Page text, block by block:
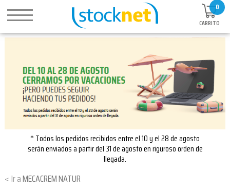
0
CARRITO
* Todos los pedidos recibidos entre el 10 y el 28 de agosto
serán enviados a partir del 31 de agosto en riguroso orden de
llegada.
MECACREM NATUR